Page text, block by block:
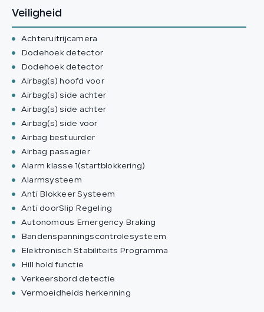
Veiligheid
Achteruitrijcamera
Dodehoek detector
Dodehoek detector
Airbag(s) hoofd voor
Airbag(s) side achter
Airbag(s) side achter
Airbag(s) side voor
Airbag bestuurder
Airbag passagier
Alarm klasse 1(startblokkering)
Alarmsysteem
Anti Blokkeer Systeem
Anti doorSlip Regeling
Autonomous Emergency Braking
Bandenspanningscontrolesysteem
Elektronisch Stabiliteits Programma
Hill hold functie
Verkeersbord detectie
Vermoeidheids herkenning